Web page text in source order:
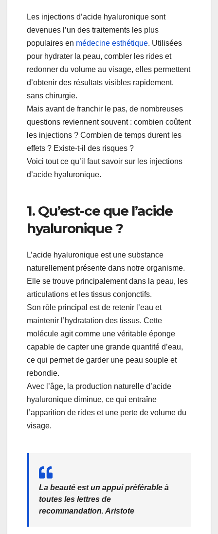
Les injections d’acide hyaluronique sont
devenues l’un des traitements les plus
populaires en médecine esthétique. Utilisées
pour hydrater la peau, combler les rides et
redonner du volume au visage, elles permettent
d’obtenir des résultats visibles rapidement,
sans chirurgie.
Mais avant de franchir le pas, de nombreuses
questions reviennent souvent : combien coûtent
les injections ? Combien de temps durent les
effets ? Existe-t-il des risques ?
Voici tout ce qu’il faut savoir sur les injections
d’acide hyaluronique.
1. Qu’est-ce que l’acide
hyaluronique ?
L’acide hyaluronique est une substance
naturellement présente dans notre organisme.
Elle se trouve principalement dans la peau, les
articulations et les tissus conjonctifs.
Son rôle principal est de retenir l’eau et
maintenir l’hydratation des tissus. Cette
molécule agit comme une véritable éponge
capable de capter une grande quantité d’eau,
ce qui permet de garder une peau souple et
rebondie.
Avec l’âge, la production naturelle d’acide
hyaluronique diminue, ce qui entraîne
l’apparition de rides et une perte de volume du
visage.
La beauté est un appui préférable à
toutes les lettres de
recommandation. Aristote